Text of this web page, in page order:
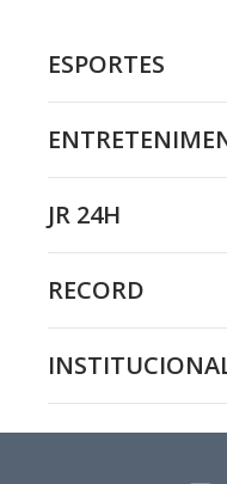
ESPORTES
JR 24H
RECORD